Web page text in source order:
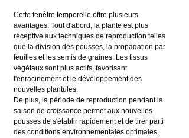
Cette fenêtre temporelle offre plusieurs
avantages. Tout d'abord, la plante est plus
réceptive aux techniques de reproduction telles
que la division des pousses, la propagation par
feuilles et les semis de graines. Les tissus
végétaux sont plus actifs, favorisant
l'enracinement et le développement des
nouvelles plantules.
De plus, la période de reproduction pendant la
saison de croissance permet aux nouvelles
pousses de s'établir rapidement et de tirer parti
des conditions environnementales optimales,